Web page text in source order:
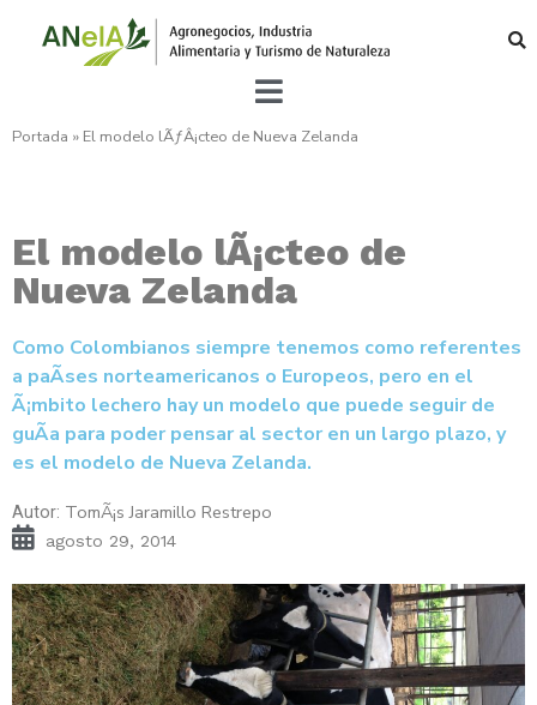
Portada » El modelo lÃƒÂ¡cteo de Nueva Zelanda
El modelo lÃ¡cteo de
Nueva Zelanda
Como Colombianos siempre tenemos como referentes
a paÃ­ses norteamericanos o Europeos, pero en el
Ã¡mbito lechero hay un modelo que puede seguir de
guÃ­a para poder pensar al sector en un largo plazo, y
es el modelo de Nueva Zelanda.
Autor: TomÃ¡s Jaramillo Restrepo
agosto 29, 2014